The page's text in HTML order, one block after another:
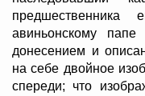
предшественника
авиньонскому
донесением и
на себе двойное
спереди; что